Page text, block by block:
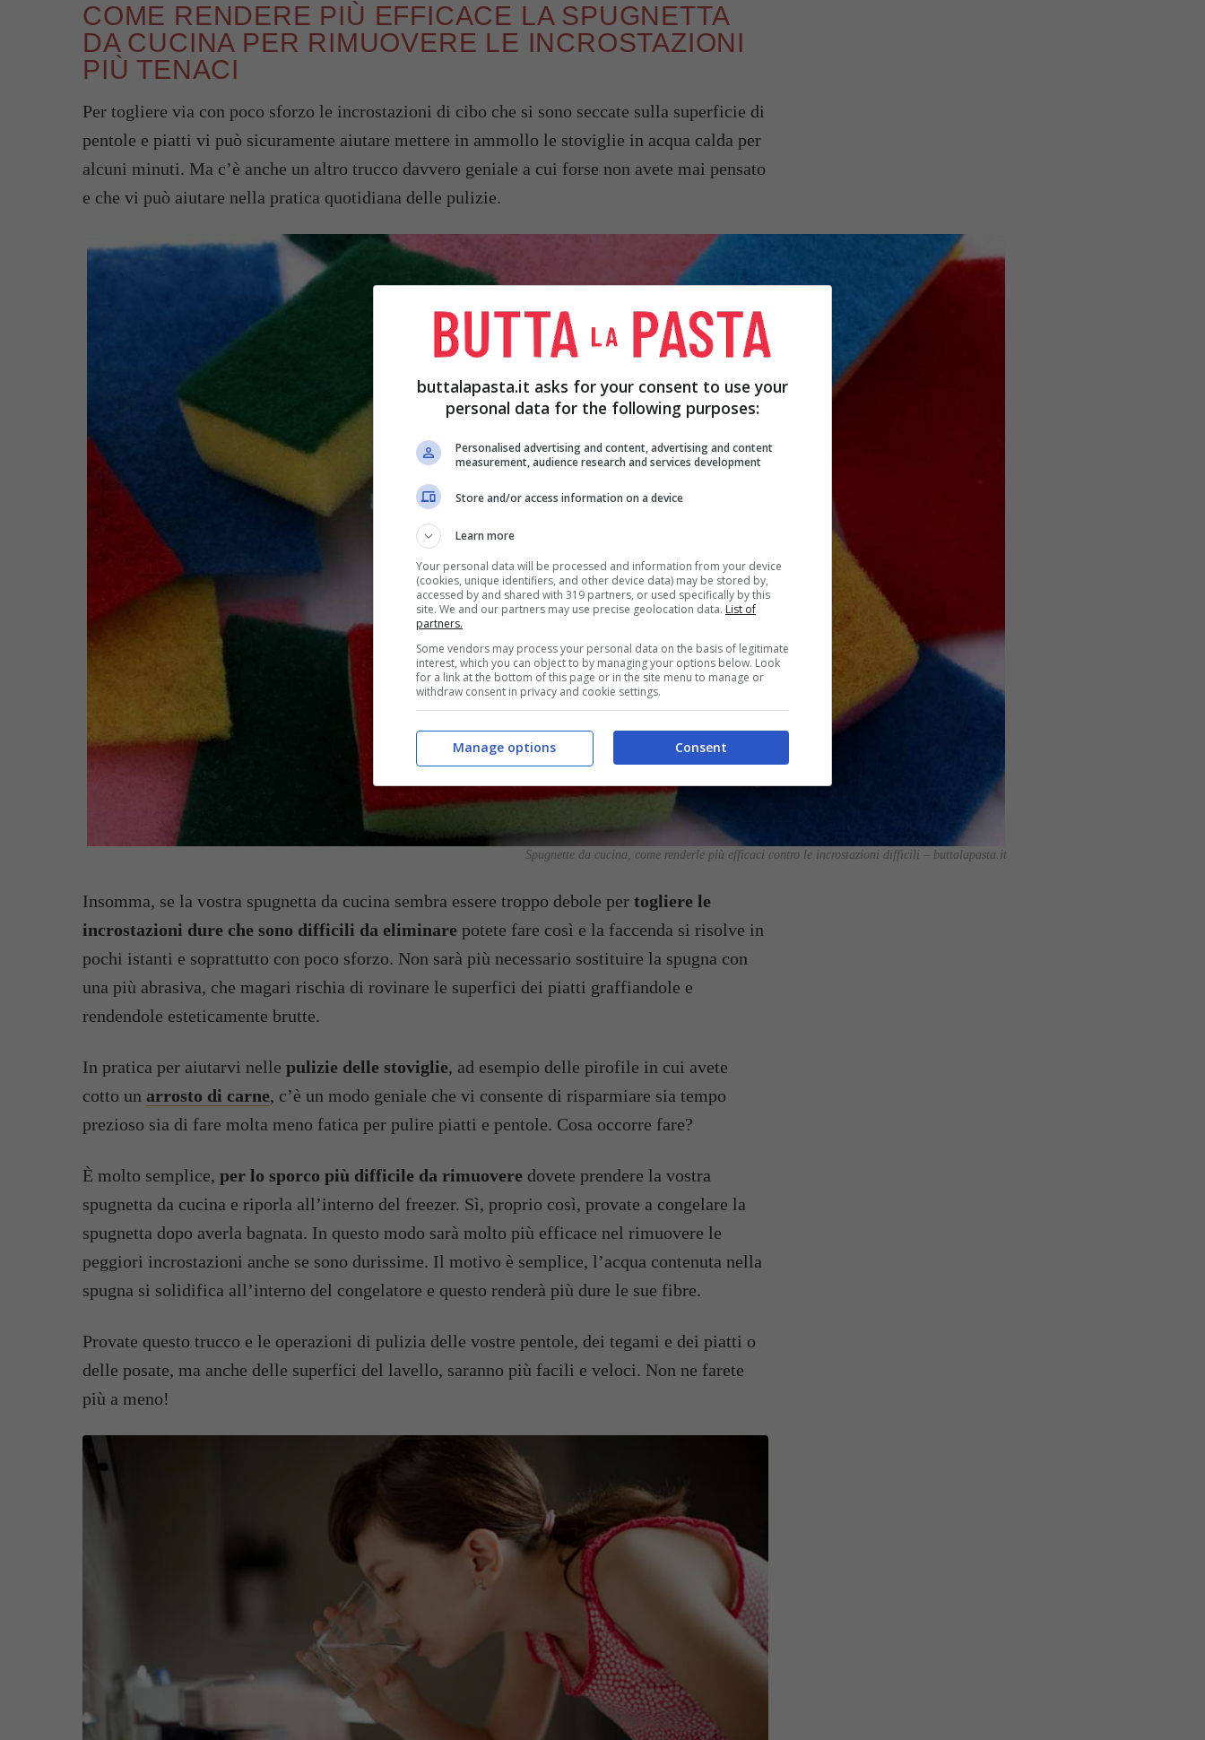
COME RENDERE PIÙ EFFICACE LA SPUGNETTA
DA CUCINA PER RIMUOVERE LE INCROSTAZIONI
PIÙ TENACI
Per togliere via con poco sforzo le incrostazioni di cibo che si sono seccate sulla superficie di
pentole e piatti vi può sicuramente aiutare mettere in ammollo le stoviglie in acqua calda per
alcuni minuti. Ma c’è anche un altro trucco davvero geniale a cui forse non avete mai pensato
e che vi può aiutare nella pratica quotidiana delle pulizie.
Spugnette da cucina, come renderle più efficaci contro le incrostazioni difficili – buttalapasta.it
Insomma, se la vostra spugnetta da cucina sembra essere troppo debole per togliere le
incrostazioni dure che sono difficili da eliminare potete fare così e la faccenda si risolve in
pochi istanti e soprattutto con poco sforzo. Non sarà più necessario sostituire la spugna con
una più abrasiva, che magari rischia di rovinare le superfici dei piatti graffiandole e
rendendole esteticamente brutte.
In pratica per aiutarvi nelle pulizie delle stoviglie, ad esempio delle pirofile in cui avete
cotto un arrosto di carne, c’è un modo geniale che vi consente di risparmiare sia tempo
prezioso sia di fare molta meno fatica per pulire piatti e pentole. Cosa occorre fare?
È molto semplice, per lo sporco più difficile da rimuovere dovete prendere la vostra
spugnetta da cucina e riporla all’interno del freezer. Sì, proprio così, provate a congelare la
spugnetta dopo averla bagnata. In questo modo sarà molto più efficace nel rimuovere le
peggiori incrostazioni anche se sono durissime. Il motivo è semplice, l’acqua contenuta nella
spugna si solidifica all’interno del congelatore e questo renderà più dure le sue fibre.
Provate questo trucco e le operazioni di pulizia delle vostre pentole, dei tegami e dei piatti o
delle posate, ma anche delle superfici del lavello, saranno più facili e veloci. Non ne farete
più a meno!
buttalapasta.it asks for your consent to use your
personal data for the following purposes:
Personalised advertising and content, advertising and content
measurement, audience research and services development
Store and/or access information on a device
Learn more
Your personal data will be processed and information from your device
(cookies, unique identifiers, and other device data) may be stored by,
accessed by and shared with 319 partners, or used specifically by this
site. We and our partners may use precise geolocation data. List of
partners.
Some vendors may process your personal data on the basis of legitimate
interest, which you can object to by managing your options below. Look
for a link at the bottom of this page or in the site menu to manage or
withdraw consent in privacy and cookie settings.
Consent
Manage options